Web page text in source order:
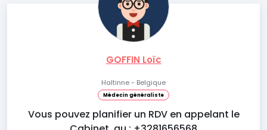
GOFFIN Loïc
Haltinne - Belgique
Médecin généraliste
Vous pouvez planifier un RDV en appelant le